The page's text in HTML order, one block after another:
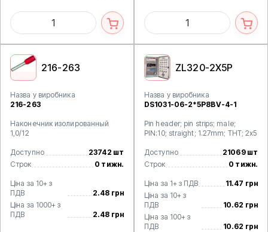
216-263
Назва у виробника
216-263
Наконечник изолированный
1,0/12
Доступно
23742 шт
Строк
0 тижн.
Ціна за 10+ з
ПДВ
2.48 грн
Ціна за 1000+ з
ПДВ
2.48 грн
ZL320-2X5P
Назва у виробника
DS1031-06-2*5P8BV-4-1
Pin header; pin strips; male;
PIN:10; straight; 1.27mm; THT; 2x5
Доступно
21069 шт
Строк
0 тижн.
Ціна за 1+ з ПДВ
11.47 грн
Ціна за 10+ з
ПДВ
10.62 грн
Ціна за 100+ з
ПДВ
10.62 грн